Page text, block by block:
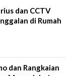
dan CCTV
di Rumah
dan Rangkaian